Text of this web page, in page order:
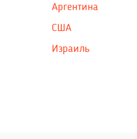
Аргентина
США
Израиль